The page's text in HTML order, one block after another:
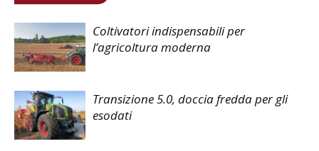
Coltivatori indispensabili per
l’agricoltura moderna
Transizione 5.0, doccia fredda per gli
esodati